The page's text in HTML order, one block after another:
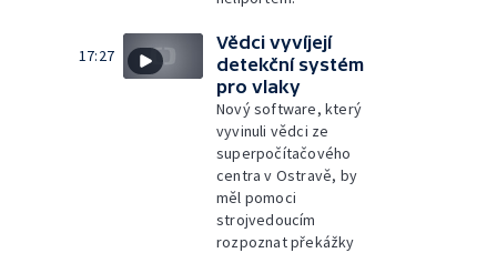
17:27
Vědci vyvíjejí
detekční systém
pro vlaky
Nový software, který
vyvinuli vědci ze
superpočítačového
centra v Ostravě, by
měl pomoci
strojvedoucím
rozpoznat překážky